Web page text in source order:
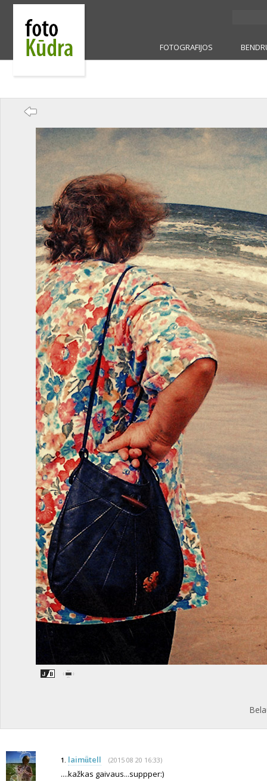
FOTOGRAFIJOS
1. laimǚtell (2015 08 20 16:33)
....kažkas gaivaus...suppper:)